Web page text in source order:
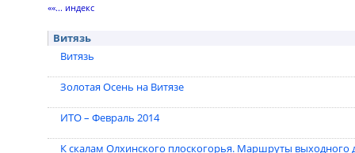
««... индекс
Витязь
Витязь
Золотая Осень на Витязе
ИТО – Февраль 2014
К скалам Олхинского плоскогорья. Маршруты выходного